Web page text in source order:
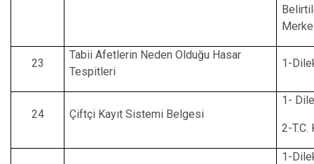
23
Tabii Afetlerin Neden Olduğu Hasar
Tespitleri
1-
24 Çiftçi Kayıt Sistemi Belgesi
1-
2-T.C.
1-